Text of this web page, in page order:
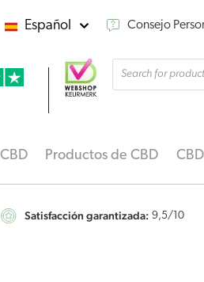
Español Consejo
Búsqueda
de
productos
Productos de CBD
Satisfacción garantizada: 9,5/10